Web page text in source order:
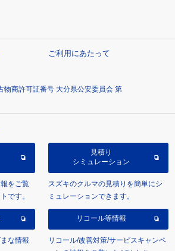
ご利用にあたって
物商許可証番号 大分県公安委員会 第
をご覧
です。
見積り
シミュレーション
スズキのクルマの見積りを簡単にシ
ミュレーションできます。
な情報
リコール等情報
リコール/改善対策/サービスキャンペ